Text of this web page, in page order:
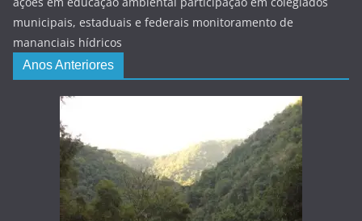
municipais, estaduais e federais monitoramento de
mananciais hídricos
Anos Anteriores